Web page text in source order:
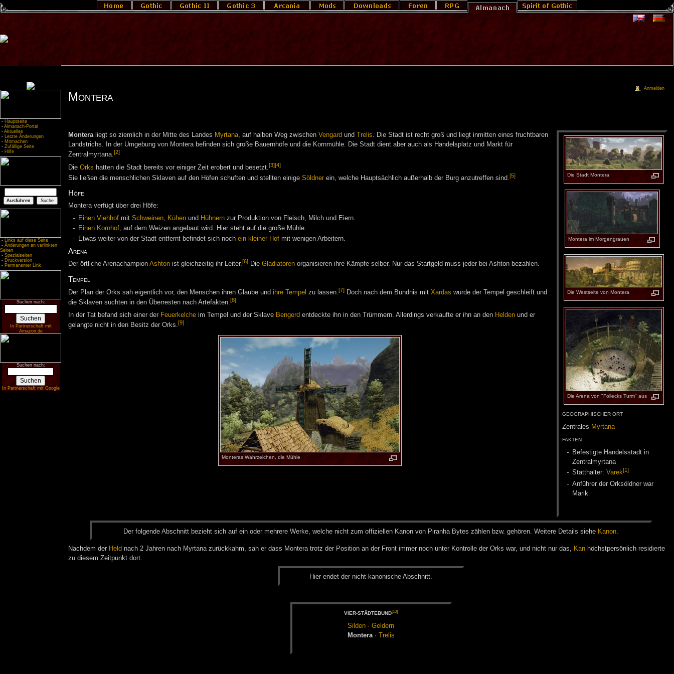
- Hauptseite
- Almanach-Portal
- Aktuelles
- Letzte Änderungen
- Mitmachen
- Zufällige Seite
- Hilfe
- Links auf diese Seite
- Änderungen an verlinkten
Seiten
- Spezialseiten
- Druckversion
- Permanenter Link
Suchen nach:
In Partnerschaft mit
Amazon.de
Suchen nach:
In Partnerschaft mit Google
Montera
Die Stadt Mon­te­ra
Mon­te­ra im Mor­gen­grau­en
Die West­sei­te von Mon­te­ra
Die Are­na von "Foll­ecks Turm" aus
GEO­GRA­PHI­SCHER ORT
Zen­tra­les Myr­ta­na
FAK­TEN
Be­fes­tig­te Han­dels­stadt in
Zen­tral­myr­ta­na
Statt­hal­ter: Varek[1]
An­füh­rer der Orks­öld­ner war
Ma­rik
Monteraliegt so ziemlich in der Mitte des Landes Myrtana, auf halben Weg zwischen Vengard und Trelis . Die Stadt ist recht groß und liegt inmitten eines fruchtbaren
Landstrichs. In der Umgebung von Montera befinden sich große Bauernhöfe und die Kornmühle. Die Stadt dient aber auch als Handelsplatz und Markt für
Zentralmyrtana.[2]
Die Orks hatten die Stadt bereits vor einiger Zeit erobert und besetzt.[3][4]
Sie ließen die menschlichen Sklaven auf den Höfen schuften und stellten einige Söldnerein, welche Hauptsächlich außerhalb der Burg anzutreffen sind. [5]
Höfe
Montera verfügt über drei Höfe:
Einen Viehhof mit Schweinen, Kühen und Hühnern zur Produktion von Fleisch, Milch und Eiern.
Einen Kornhof, auf dem Weizen angebaut wird. Hier steht auf die große Mühle.
Etwas weiter von der Stadt entfernt befindet sich noch ein kleiner Hof mit wenigen Arbeitern.
Arena
Der örtliche Arenachampion Ashtonist gleichzeitig ihr Leiter.[6]Die Gladiatorenorganisieren ihre Kämpfe selber. Nur das Startgeld muss jeder bei Ashton bezahlen.
Tempel
Der Plan der Orks sah eigentlich vor, den Menschen ihren Glaube und ihre Tempel zu lassen.[7]Doch nach dem Bündnis mit Xardas wurde der Tempel geschleift und
die Sklaven suchten in den Überresten nach Artefakten.[8]
In der Tat befand sich einer der Feuerkelcheim Tempel und der Sklave Bengerd entdeckte ihn in den Trümmern. Allerdings verkaufte er ihn an den Heldenund er
gelangte nicht in den Besitz der Orks.[9]
Monteras Wahrzeichen, die Mühle
Der fol­gen­de Ab­schnitt be­zieht sich auf ein oder meh­re­re Wer­ke, wel­che nicht zum of­fi­zi­el­len Ka­non von Pi­ran­ha Bytes zäh­len bzw. ge­hö­ren. Wei­te­re De­tails sie­he Ka­non
Nachdem der Held nach 2 Jahren nach Myrtana zurückkahm, sah er dass Montera trotz der Position an der Front immer noch unter Kontrolle der Orks war, und nicht nur das, Kanhöchstpersönlich residierte
zu diesem Zeitpunkt dort.
Hier en­det der nicht-ka­no­ni­sche Ab­schnitt.
VIER-STÄD­TE­BUND[10]
Sil­den ·Gel­dern
Mon­te­ra· Tre­lis
Anmelden